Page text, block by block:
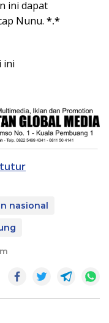
ini dapat
Nunu. *.*
ini
nasional